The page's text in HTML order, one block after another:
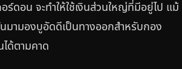
ดอน จะทำให้ใช้เงินส่วนใหญ่ที่มีอยู่ไป แม้
มามองบูอัดดีเป็นทางออกสำหรับกอง
ด้ตามคาด